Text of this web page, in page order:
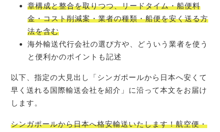
章構成と整合を取りつつ、リードタイム・船便料
金・コスト削減案・業者の種類・船便を安く送る方
法を含む
海外輸送代行会社の選び方や、どういう業者を使う
と便利かのポイントも記述
以下、指定の大見出し「シンガポールから日本へ安くて
早く送れる国際輸送会社を紹介」に沿って本文をお届け
します。
シンガポールから日本へ格安輸送いたします！航空便・